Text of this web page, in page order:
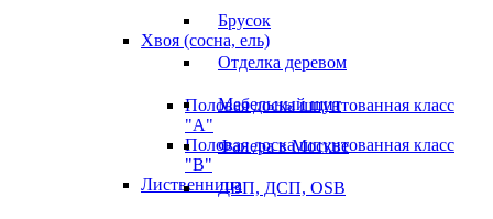
Брусок
Отделка деревом
Мебельный щит
Фанера в Москве
ДВП, ДСП, OSB
Хвоя (сосна, ель)
Половая доска шпунтованная класс
"А"
Половая доска шпунтованная класс
"B"
Лиственница